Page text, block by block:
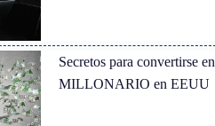
Secretos para convertirse en
MILLONARIO en EEUU